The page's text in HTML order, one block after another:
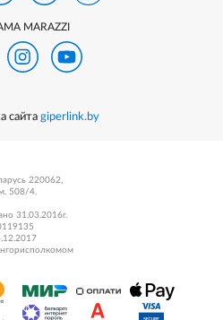
MARAZZI
сайта giperlink.by
220062,
508/4.
31.03.2016г.